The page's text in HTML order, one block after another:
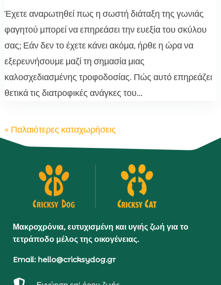
Έχετε αναρωτηθεί πως η σωστή διάταξη της γωνιάς
φαγητού μπορεί να επηρεάσει την ευεξία του σκύλου
σας; Εάν δεν το έχετε κάνει ακόμα, ήρθε η ώρα να
εξερευνήσουμε μαζί τη σημασία μιας
καλοσχεδιασμένης τροφοδοσίας. Πώς αυτό επηρεάζει
θετικά τις διατροφικές ανάγκες του...
« Παλαιότερες καταχωρήσεις
Μακροχρόνια, ευτυχισμένη και υγιής ζωή για το
τετράποδο μέλος της οικογένειας.
Email: hello@cricksydog.gr